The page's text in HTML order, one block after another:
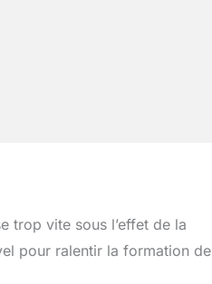
trop vite sous l’effet de la
pour ralentir la formation de